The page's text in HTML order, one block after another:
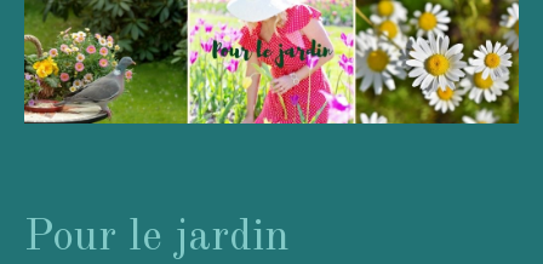
Pour le jardin